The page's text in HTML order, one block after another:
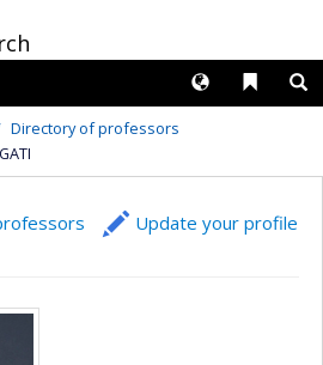
Liens
Langues
Directory of professors
Update your profile